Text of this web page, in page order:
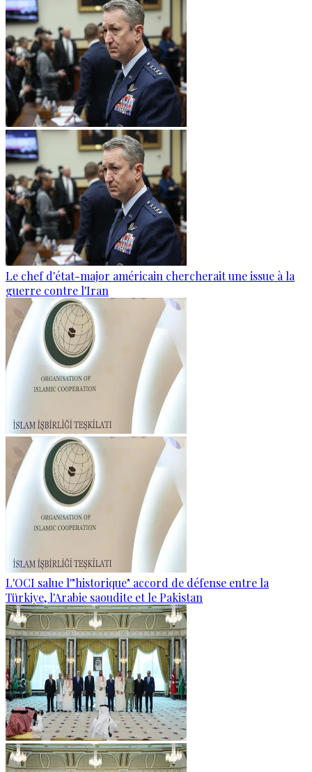
Le chef d'état-major américain chercherait une issue à la
guerre contre l'Iran
L'OCI salue l'"historique" accord de défense entre la
Türkiye, l'Arabie saoudite et le Pakistan